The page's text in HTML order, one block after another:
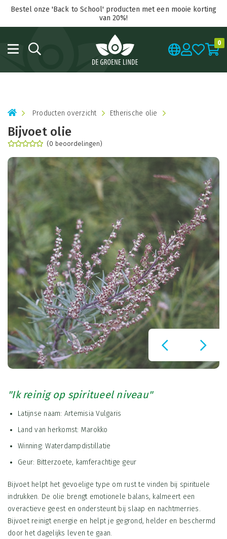
Bestel onze 'Back to School' producten met een mooie korting
van 20%!
0
Producten overzicht Etherische olie
Bijvoet olie
(0 beoordelingen)
"Ik reinig op spiritueel niveau"
Latijnse naam: Artemisia Vulgaris
Land van herkomst: Marokko
Winning: Waterdampdistillatie
Geur: Bitterzoete, kamferachtige geur
Bijvoet helpt het gevoelige type om rust te vinden bij spirituele
indrukken. De olie brengt emotionele balans, kalmeert een
overactieve geest en ondersteunt bij slaap en nachtmerries.
Bijvoet reinigt energie en helpt je gegrond, helder en beschermd
door het dagelijks leven te gaan.